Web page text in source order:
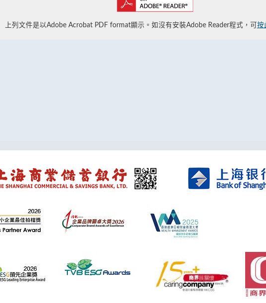
上列文件是以Adobe Acrobat PDF format顯示。如沒有安裝Adobe Reader程式，可 按